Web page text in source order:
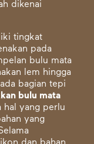
dikenai
tingkat
pada
bulu mata
lem hingga
bagian tepi
bulu mata
hal yang perlu
yang